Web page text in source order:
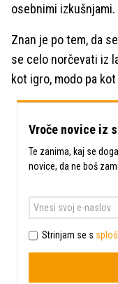
osebnimi izkušnjami.
Znan je po tem, da
se celo norčevati iz
kot igro, modo pa
Vroče novice iz
Te zanima, kaj se
novice, da ne boš
Strinjam se s